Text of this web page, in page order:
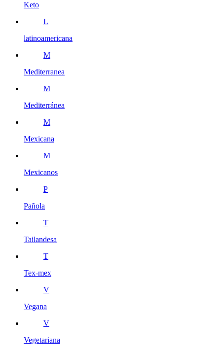
Keto
L
latinoamericana
M
Mediterranea
M
Mediterránea
M
Mexicana
M
Mexicanos
P
Pañola
T
Tailandesa
T
Tex-mex
V
Vegana
V
Vegetariana